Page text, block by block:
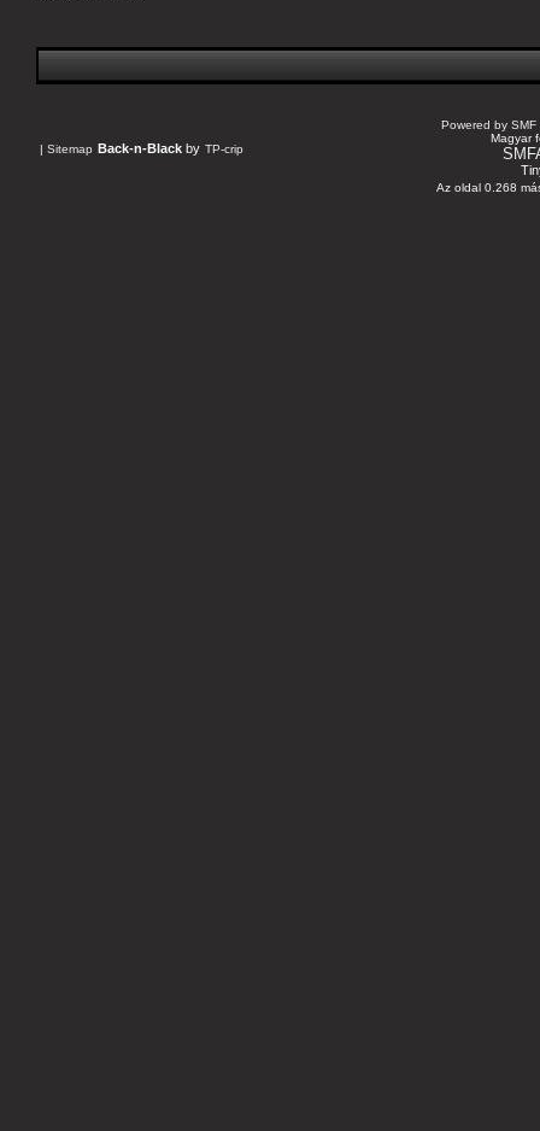
| Sitemap Back-n-Black by TP-crip
Powered by SMF
Magyar
Az oldal 0.268